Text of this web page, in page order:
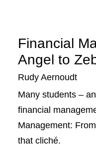
Financial
Angel to
Rudy Aernoudt
Many students –
financial
Management:
that cliché.